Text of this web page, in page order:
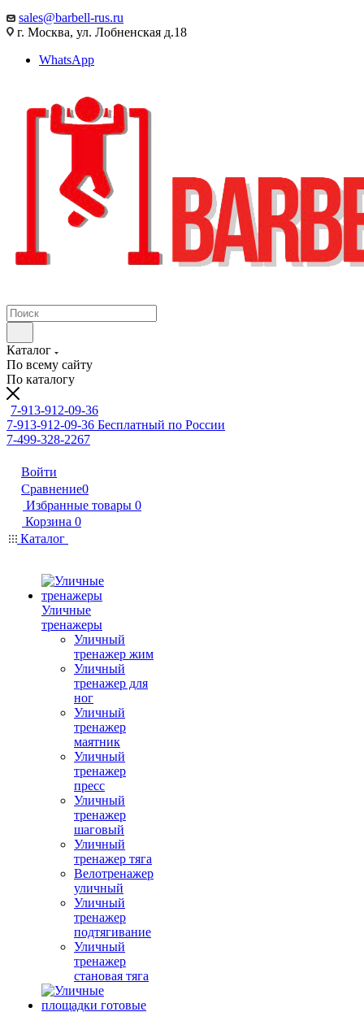
sales@barbell-rus.ru
г. Москва, ул. Лобненская д.18
WhatsApp
Каталог
По всему сайту
По каталогу
7-913-912-09-36
7-913-912-09-36 Бесплатный по России
7-499-328-2267
Войти
Сравнение0
Избранные товары 0
Корзина 0
Каталог
Уличные
тренажеры
Уличный
тренажер жим
Уличный
тренажер для
ног
Уличный
тренажер
маятник
Уличный
тренажер
пресс
Уличный
тренажер
шаговый
Уличный
тренажер тяга
Велотренажер
уличный
Уличный
тренажер
подтягивание
Уличный
тренажер
становая тяга